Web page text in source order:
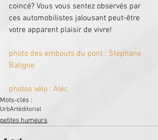
coincé? Vous vous sentez observés par
ces automobilistes jalousant peut-être
votre apparent plaisir de vivre!
photo des embouts du pont : Stéphane
Batigne
photos vélo : Alec
Mots-clés :
UrbArtéditorial
petites humeurs